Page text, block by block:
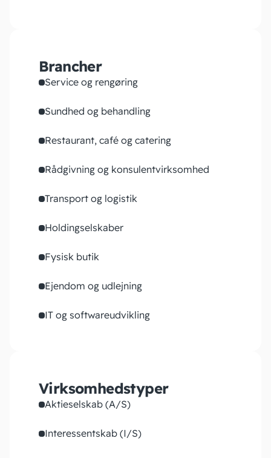
Brancher
Service og rengøring
Sundhed og behandling
Restaurant, café og catering
Rådgivning og konsulentvirksomhed
Transport og logistik
Holdingselskaber
Fysisk butik
Ejendom og udlejning
IT og softwareudvikling
Virksomhedstyper
Aktieselskab (A/S)
Interessentskab (I/S)